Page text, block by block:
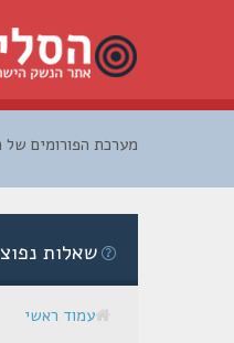
מערכת הפורומים של
שאלות
עמוד ראשי